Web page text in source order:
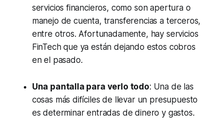
servicios financieros, como son apertura o
manejo de cuenta, transferencias a terceros,
entre otros. Afortunadamente, hay servicios
FinTech que ya están dejando estos cobros
en el pasado.
Una pantalla para verlo todo: Una de las
cosas más difíciles de llevar un presupuesto
es determinar entradas de dinero y gastos.